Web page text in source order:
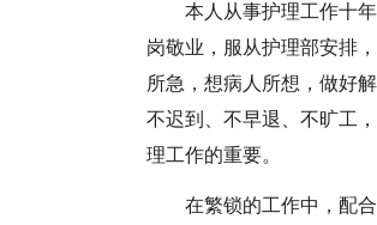
本人从事护理工作十
岗敬业，服从护理部安排
所急，想病人所想，做好
不迟到、不早退、不旷工
理工作的重要。
在繁锁的工作中，配